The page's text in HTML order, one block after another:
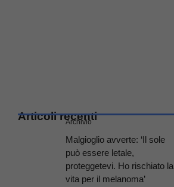
Articoli recenti
Archivio
Malgioglio avverte: ‘Il sole
può essere letale,
proteggetevi. Ho rischiato la
vita per il melanoma’